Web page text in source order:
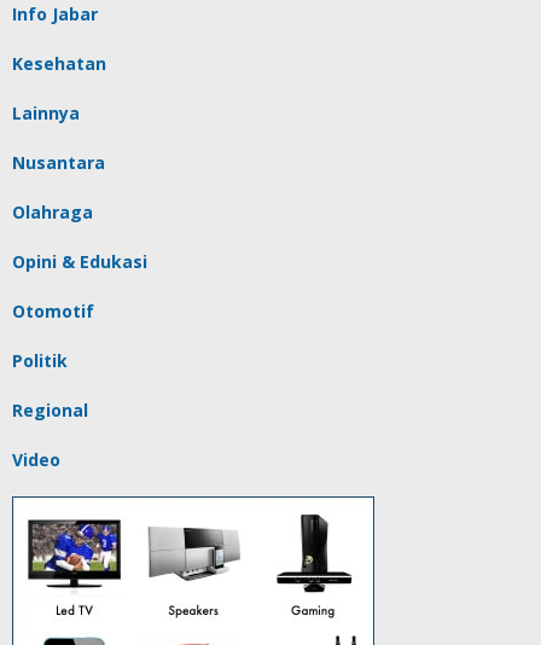
Info Jabar
Kesehatan
Lainnya
Nusantara
Olahraga
Opini & Edukasi
Otomotif
Politik
Regional
Video